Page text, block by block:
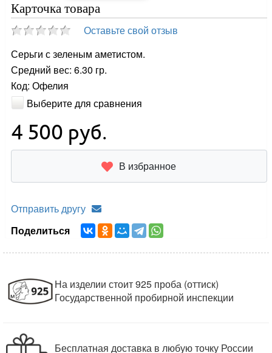
Карточка товара
Оставьте свой отзыв
Серьги с зеленым аметистом.
Средний вес: 6.30 гр.
Код: Офелия
Выберите для сравнения
4 500 руб.
В избранное
Отправить другу
Поделиться
На изделии стоит 925 проба (оттиск)
Государственной пробирной инспекции
Бесплатная доставка в любую точку России